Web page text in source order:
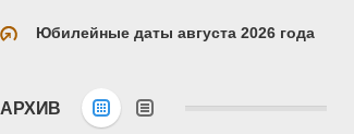
Юбилейные даты августа 2026 года
АРХИВ